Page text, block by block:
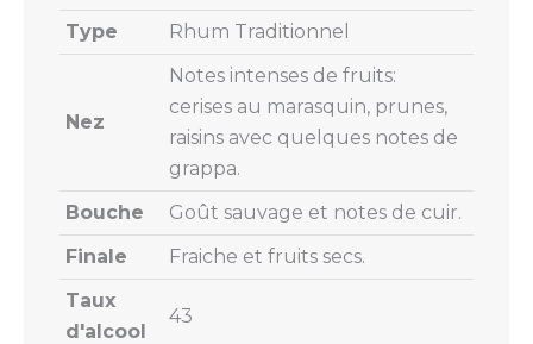
Type
Rhum Traditionnel
Nez
Notes intenses de fruits:
cerises au marasquin, prunes,
raisins avec quelques notes de
grappa.
Bouche
Goût sauvage et notes de cuir.
Finale
Fraiche et fruits secs.
Taux
d'alcool
43